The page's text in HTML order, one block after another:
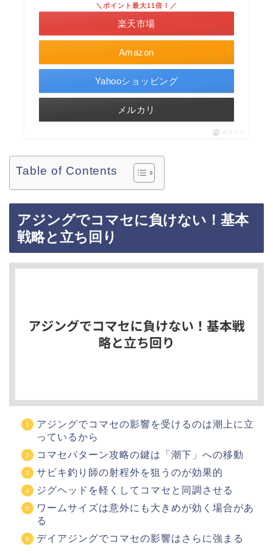
Amazon
＼ポイント最大11倍！／
楽天市場
Yahooショッピング
メルカリ
ポチップ
Table of Contents
アジングでコマセに負けない！基本
戦略と立ち回り
アジングでコマセの影響を受けるのは潮上に立
っているから
コマセパターン攻略の鍵は「潮下」への移動
サビキ釣り師の射程外を狙うのが効果的
ジグヘッドを軽くしてコマセと同調させる
ワームサイズは意外にも大きめが効く場合があ
る
デイアジングでコマセの影響はさらに強まる